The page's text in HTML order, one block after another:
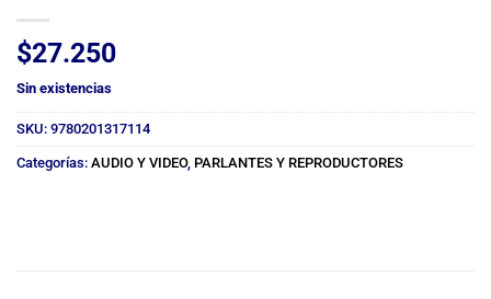
$27.250
Sin existencias
SKU: 9780201317114
Categorías: AUDIO Y VIDEO, PARLANTES Y REPRODUCTORES